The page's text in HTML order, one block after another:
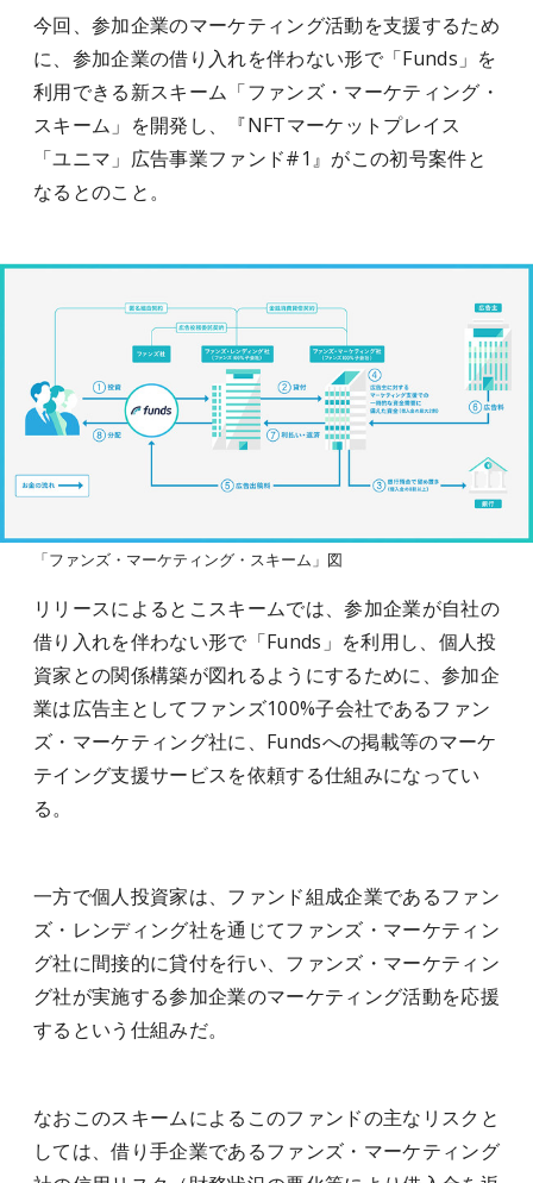
今回、参加企業のマーケティング活動を支援するため
に、参加企業の借り入れを伴わない形で「Funds」を
利用できる新スキーム「ファンズ・マーケティング・
スキーム」を開発し、『NFTマーケットプレイス
「ユニマ」広告事業ファンド#1』がこの初号案件と
なるとのこと。
「ファンズ・マーケティング・スキーム」図
リリースによるとこスキームでは、参加企業が自社の
借り入れを伴わない形で「Funds」を利用し、個人投
資家との関係構築が図れるようにするために、参加企
業は広告主としてファンズ100%子会社であるファン
ズ・マーケティング社に、Fundsへの掲載等のマーケ
テイング支援サービスを依頼する仕組みになってい
る。
一方で個人投資家は、ファンド組成企業であるファン
ズ・レンディング社を通じてファンズ・マーケティン
グ社に間接的に貸付を行い、ファンズ・マーケティン
グ社が実施する参加企業のマーケティング活動を応援
するという仕組みだ。
なおこのスキームによるこのファンドの主なリスクと
しては、借り手企業であるファンズ・マーケティング